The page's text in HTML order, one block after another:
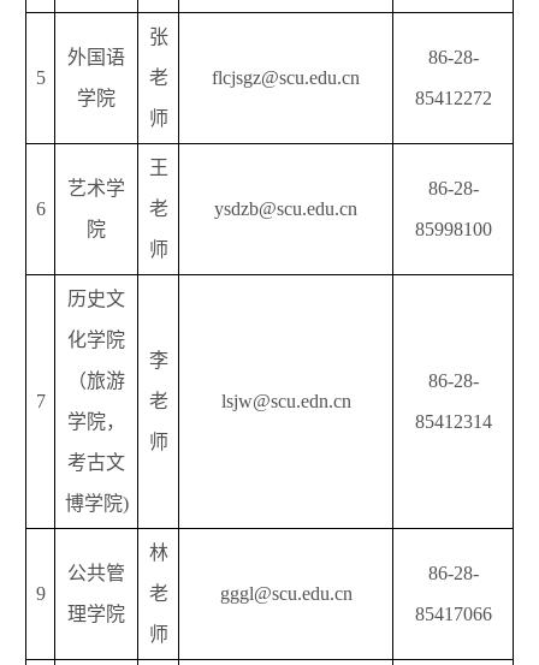
5
外国语
学院
张
老
师
flcjsgz@scu.edu.cn
86-28-
85412272
6
艺术学
院
王
老
师
ysdzb@scu.edu.cn
86-28-
85998100
7
历史文
化学院
（旅游
学院，
考古文
博学院)
李
老
师
lsjw@scu.edn.cn
86-28-
85412314
9
公共管
理学院
林
老
师
gggl@scu.edu.cn
86-28-
85417066